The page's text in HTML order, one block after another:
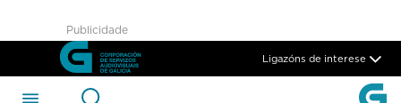
Skip to Main Content
CSAG Viva - CSAG
Publicidade
Ligazóns de interese